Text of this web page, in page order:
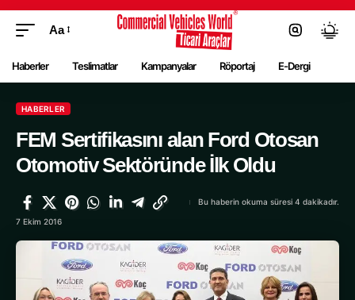
Aa
Haberler Teslimatlar Kampanyalar Röportaj E-Dergi
HABERLER
FEM Sertifikasını alan Ford Otosan
Otomotiv Sektöründe İlk Oldu
7 Ekim 2016
Bu haberin okuma süresi 4 dakikadır.